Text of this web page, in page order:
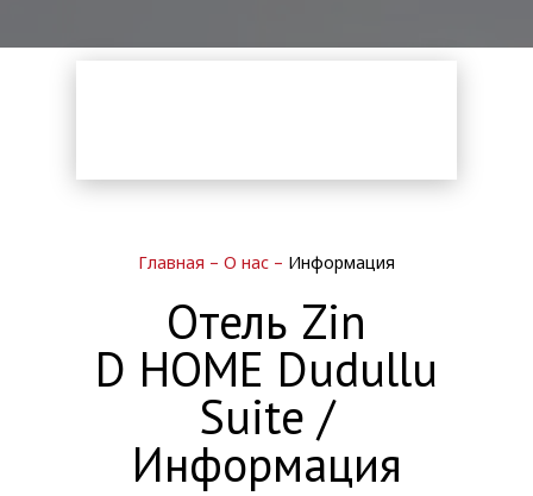
Главная – О нас – Информация
Отель Zin
D HOME Dudullu
Suite /
Информация